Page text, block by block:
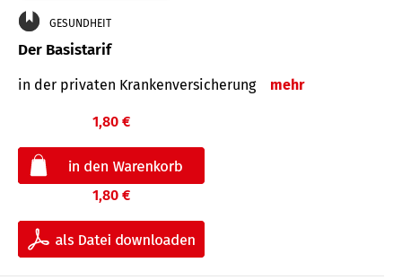
GESUNDHEIT
Der Basistarif
in der privaten Kran­ken­ver­siche­rung mehr
1,80 €
1,80 €